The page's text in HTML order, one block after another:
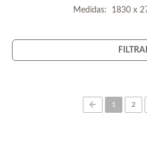
Medidas: 1830 x
1 (current)
2